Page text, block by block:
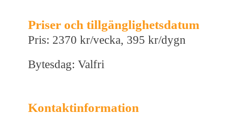
Priser och tillgänglighetsdatum
Pris: 2370 kr/vecka, 395 kr/dygn
Bytesdag: Valfri
Kontaktinformation